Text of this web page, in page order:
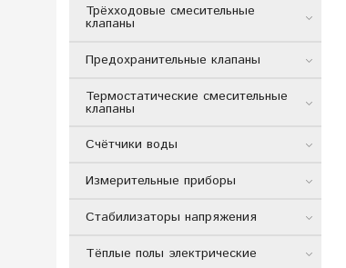
Трёхходовые смесительные
клапаны
Предохранительные клапаны
Термостатические смесительные
клапаны
Счётчики воды
Измерительные приборы
Стабилизаторы напряжения
Тёплые полы электрические